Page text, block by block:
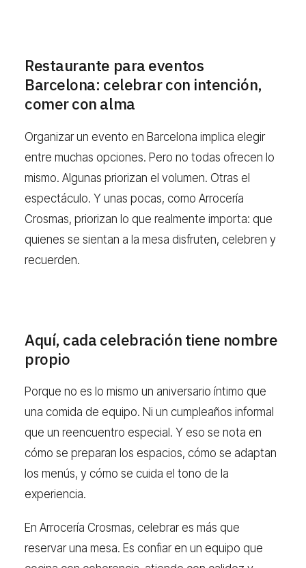
Restaurante para eventos
Barcelona: celebrar con intención,
comer con alma
Organizar un evento en Barcelona implica elegir
entre muchas opciones. Pero no todas ofrecen lo
mismo. Algunas priorizan el volumen. Otras el
espectáculo. Y unas pocas, como Arrocería
Crosmas, priorizan lo que realmente importa: que
quienes se sientan a la mesa disfruten, celebren y
recuerden.
Aquí, cada celebración tiene nombre
propio
Porque no es lo mismo un aniversario íntimo que
una comida de equipo. Ni un cumpleaños informal
que un reencuentro especial. Y eso se nota en
cómo se preparan los espacios, cómo se adaptan
los menús, y cómo se cuida el tono de la
experiencia.
En Arrocería Crosmas, celebrar es más que
reservar una mesa. Es confiar en un equipo que